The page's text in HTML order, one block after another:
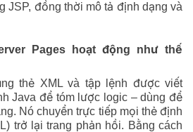
JSP, đồng thời mô tả định dạng và
Pages hoạt động như thế
thẻ XML và tập lệnh được viết
Java để tóm lược logic – dùng để
Nó chuyển trực tiếp mọi thẻ định
trở lại trang phản hồi. Bằng cách